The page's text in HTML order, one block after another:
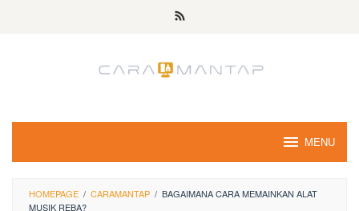
MENU
HOMEPAGE / CARAMANTAP / BAGAIMANA CARA MEMAINKAN ALAT
MUSIK REBA?